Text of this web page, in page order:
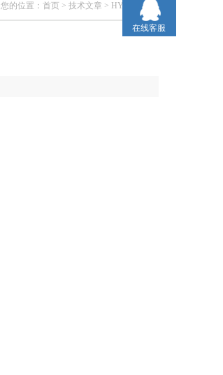
您的位置： 首页 > 技术文章 > HYDAC简介
在线客服